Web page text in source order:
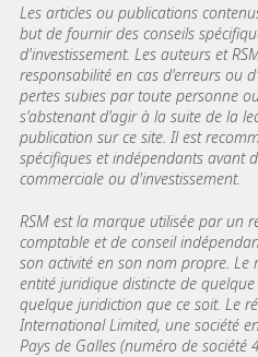
Les articles ou publications
but de fournir des conseils
d'investissement. Les auteurs et
responsabilité en cas d'erreurs ou
pertes subies par toute personne
s'abstenant d'agir à la suite de la
publication sur ce site. Il est
spécifiques et indépendants avant
commerciale ou d'investissement.
RSM est la marque utilisée par un
comptable et de conseil
son activité en son nom propre. Le
entité juridique distincte de
quelque juridiction que ce soit. Le
International Limited, une société
Pays de Galles (numéro de